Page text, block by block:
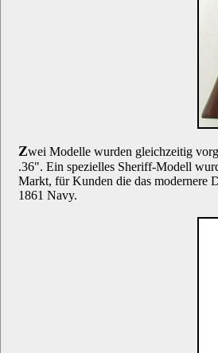
Zwei Modelle wurden gleichzeitig
.36". Ein spezielles Sheriff-Modell
Markt, für Kunden die das modernere
1861 Navy.